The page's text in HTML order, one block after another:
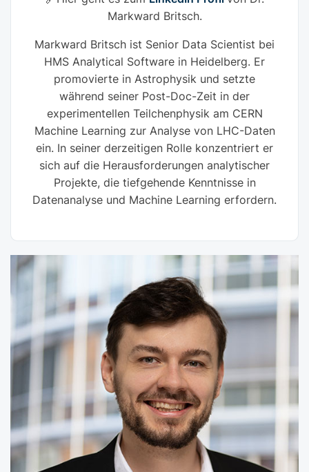
Markward Britsch.
Markward Britsch ist Senior Data Scientist bei
HMS Analytical Software in Heidelberg. Er
promovierte in Astrophysik und setzte
während seiner Post-Doc-Zeit in der
experimentellen Teilchenphysik am CERN
Machine Learning zur Analyse von LHC-Daten
ein. In seiner derzeitigen Rolle konzentriert er
sich auf die Herausforderungen analytischer
Projekte, die tiefgehende Kenntnisse in
Datenanalyse und Machine Learning erfordern.